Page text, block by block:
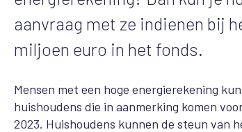
aanvraag met ze indienen bij
miljoen euro in het fonds.
Mensen met een hoge energierekening
huishoudens die in aanmerking komen
2023. Huishoudens kunnen de steun van